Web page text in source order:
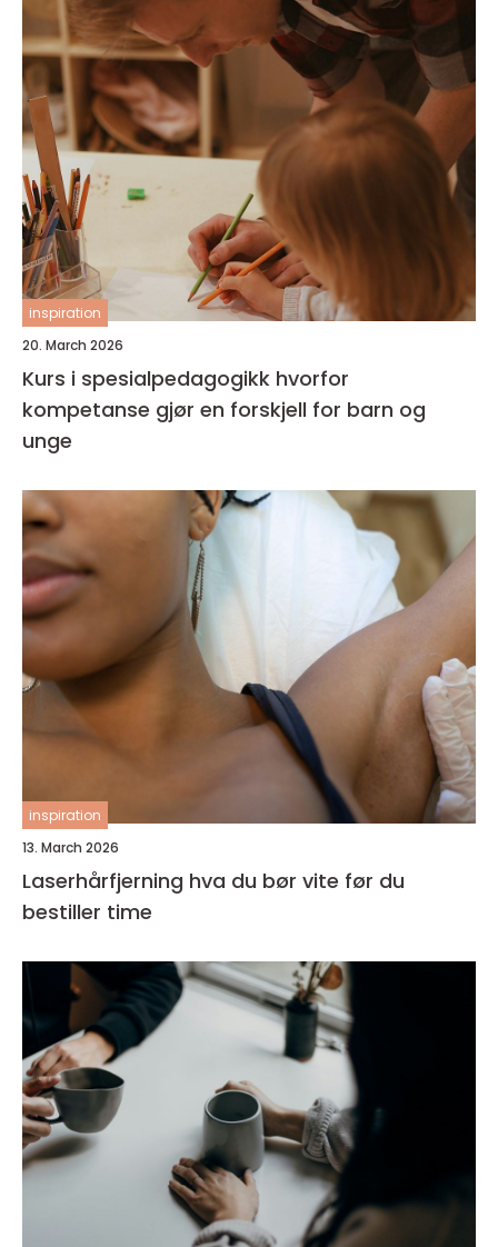
inspiration
20. March 2026
Kurs i spesialpedagogikk hvorfor
kompetanse gjør en forskjell for barn og
unge
inspiration
13. March 2026
Laserhårfjerning hva du bør vite før du
bestiller time